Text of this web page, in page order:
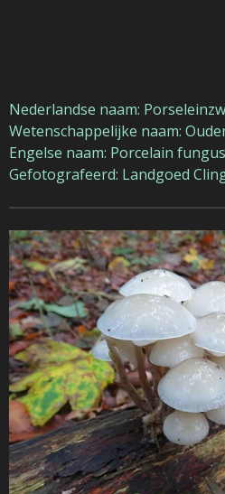
Nederlandse naam:
Wetenschappelijke naam:
Engelse naam: Porcelain fungus
Gefotografeerd: Landgoed